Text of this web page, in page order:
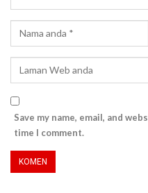
Save my name, email, and
time I comment.